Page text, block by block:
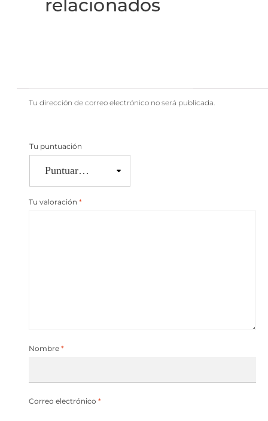
relacionados
Tu dirección de correo electrónico no será publicada.
Tu puntuación
Tu valoración *
Nombre *
Correo electrónico *